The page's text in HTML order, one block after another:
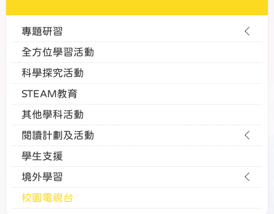
專題研習
全方位學習活動
科學探究活動
STEAM教育
其他學科活動
閱讀計劃及活動
學生支援
境外學習
校園電視台